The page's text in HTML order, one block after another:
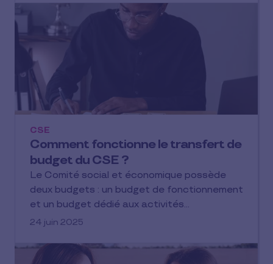
Comment fonctionne le transfert de
budget du CSE ?
CSE
Le Comité social et économique possède
deux budgets : un budget de fonctionnement
et un budget dédié aux activités…
24 juin 2025